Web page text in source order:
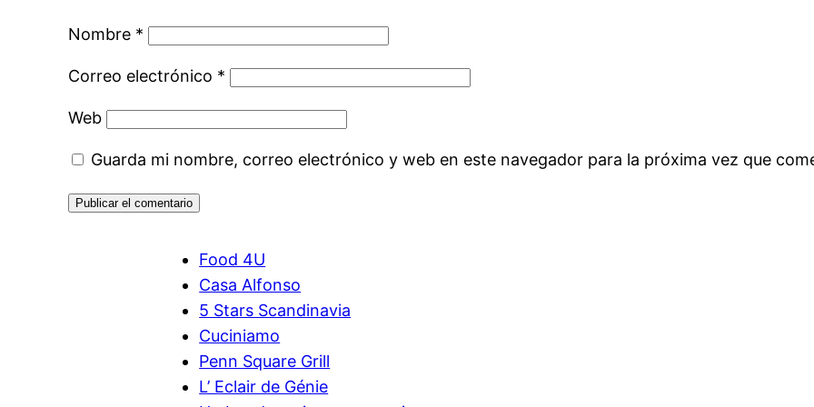
Nombre *
Correo electrónico *
Web
Guarda mi nombre, correo electrónico y web en este navegador para la próxima vez que
Food 4U
Casa Alfonso
5 Stars Scandinavia
Cuciniamo
Penn Square Grill
L’ Eclair de Génie